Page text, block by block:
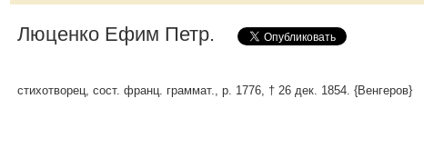
Люценко Ефим Петр.
стихотворец, сост. франц. граммат., р. 1776, † 26 дек. 1854. {Венгеров}